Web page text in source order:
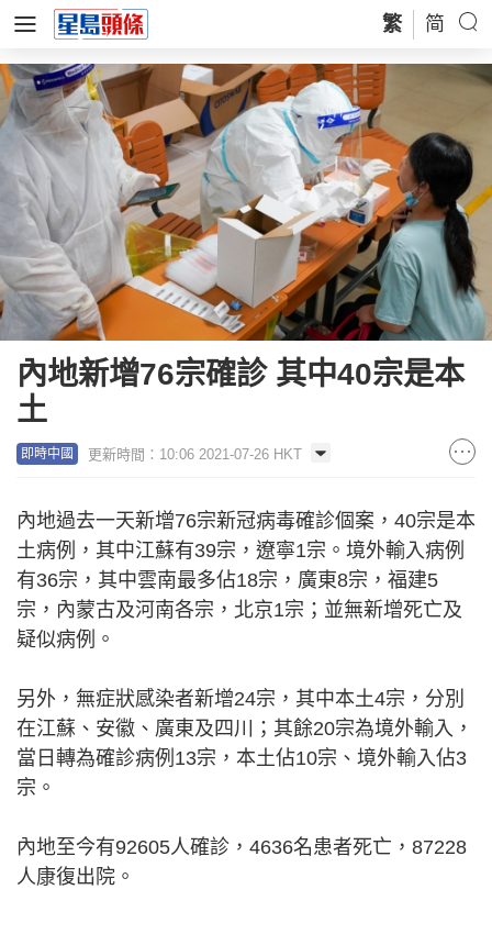
繁 简
內地新增76宗確診 其中40宗是本
土
即時中國 更新時間：10:06 2021-07-26 HKT
內地過去一天新增76宗新冠病毒確診個案，40宗是本
土病例，其中江蘇有39宗，遼寧1宗。境外輸入病例
有36宗，其中雲南最多佔18宗，廣東8宗，福建5
宗，內蒙古及河南各宗，北京1宗；並無新增死亡及
疑似病例。
另外，無症狀感染者新增24宗，其中本土4宗，分別
在江蘇、安徽、廣東及四川；其餘20宗為境外輸入，
當日轉為確診病例13宗，本土佔10宗、境外輸入佔3
宗。
內地至今有92605人確診，4636名患者死亡，87228
人康復出院。